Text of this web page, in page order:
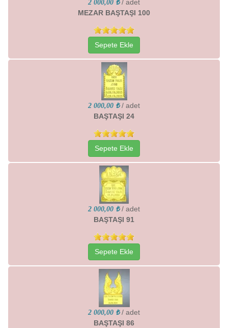
2 000,00 ₺ / adet
MEZAR BAŞTAŞI 100
Sepete Ekle
2 000,00 ₺ / adet
BAŞTAŞI 24
Sepete Ekle
2 000,00 ₺ / adet
BAŞTAŞI 91
Sepete Ekle
2 000,00 ₺ / adet
BAŞTAŞI 86